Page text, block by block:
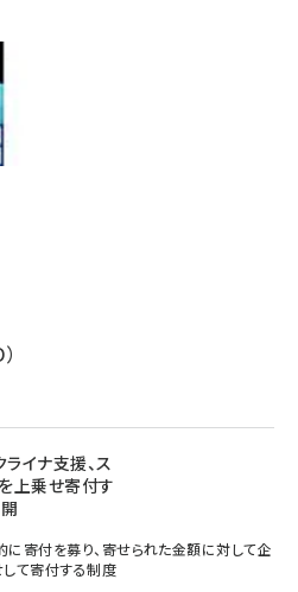
イナ支援、ス
上乗せ寄付す
寄付を募り、寄せられた金額に対して企
て寄付する制度